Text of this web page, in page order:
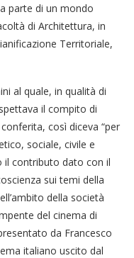
parte di un mondo
di Architettura, in
Territoriale,
al quale, in qualità di
il compito di
così diceva “per
sociale, civile e
il contributo dato con il
sui temi della
della società
del cinema di
da Francesco
italiano uscito dal